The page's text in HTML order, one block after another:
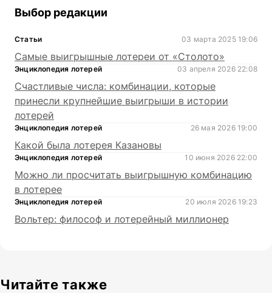
Выбор редакции
Статьи 03 марта 2025 19:06
Самые выигрышные лотереи от «Столото»
Энциклопедия лотерей 03 апреля 2026 22:08
Счастливые числа: комбинации, которые
принесли крупнейшие выигрыши в истории
лотерей
Энциклопедия лотерей 26 мая 2026 19:00
Какой была лотерея Казановы
Энциклопедия лотерей 10 июня 2026 22:00
Можно ли просчитать выигрышную комбинацию
в лотерее
Энциклопедия лотерей 20 июля 2026 19:23
Вольтер: философ и лотерейный миллионер
Читайте также